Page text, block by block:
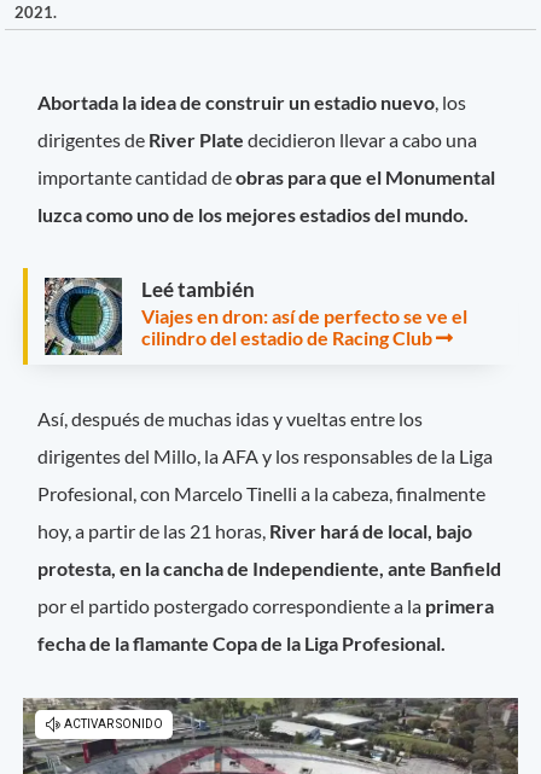
2021.
Abortada la idea de construir un estadio nuevo , los
dirigentes de River Platedecidieron llevar a cabo una
importante cantidad deobras para que el Monumental
luzca como uno de los mejores estadios del mundo.
Leé también
Viajes en dron: así de perfecto se ve el
cilindro del estadio de Racing Club
Así,después de muchas idas y vueltas entre los
dirigentes del Millo, la AFA y los responsables de la Liga
Profesional, con Marcelo Tinelli a la cabeza, finalmente
hoy, a partir de las 21 horas, River hará de local, bajo
protesta, en la cancha de Independiente, ante Banfield
por el partido postergado correspondiente a la primera
fecha de la flamante Copa de la Liga Profesional.